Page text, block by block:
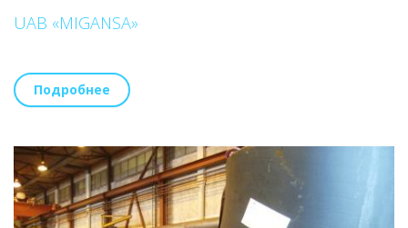
UAB «MIGANSA»
Подробнее